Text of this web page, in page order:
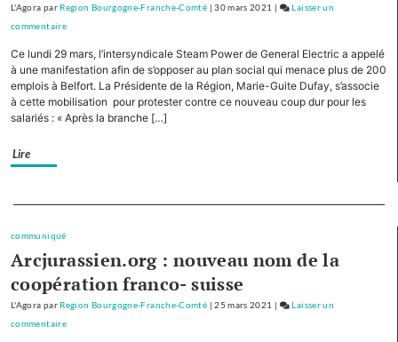
de
montagne
L'Agora par Region Bourgogne-Franche-Comté |30 mars 2021 |
Laisser un
commentaireon
autres
Régions,
la
pour
le
tourisme
de
Ce lundi 29 mars, l’intersyndicale Steam Power de General Electric a appelé
à une manifestation afin de s’opposer au plan social qui menace plus de 200
emplois à Belfort. La Présidente de la Région, Marie-Guite Dufay, s’associe
à cette mobilisation pour protester contre ce nouveau coup dur pour les
salariés : « Après la branche […]
Lire
communiqué
Arcjurassien.org : nouveau nom de la
coopération franco- suisse
L'Agora par Region Bourgogne-Franche-Comté |25 mars 2021 |
Laisser un
commentaireon